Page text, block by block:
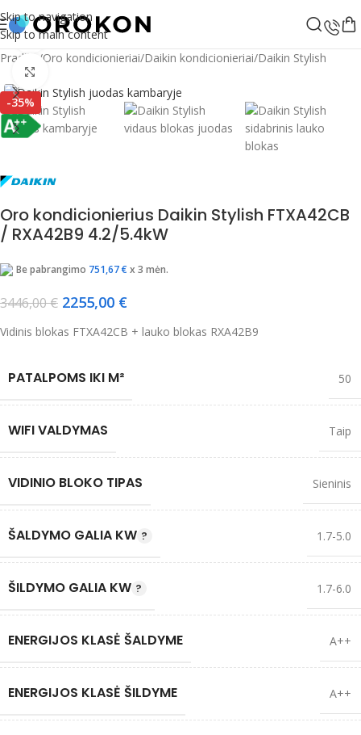
Skip to navigation
Skip to main content
Pradžia
/Oro kondicionieriai/Daikin kondicionieriai/Daikin Stylish
-35%
Žiūrėti vaizdo įrašą
Oro kondicionierius Daikin Stylish FTXA42CB
/ RXA42B9 4.2/5.4kW
Be pabrangimo 751,67€ x 3 mėn.
3446,00€ 2255,00 €
Vidinis blokas FTXA42CB + lauko blokas RXA42B9
PATALPOMS IKI M² 50
WIFI VALDYMAS Taip
VIDINIO BLOKO TIPAS Sieninis
ŠALDYMO GALIA KW 1.7-5.0
ŠILDYMO GALIA KW 1.7-6.0
ENERGIJOS KLASĖ ŠALDYME A++
ENERGIJOS KLASĖ ŠILDYME A++